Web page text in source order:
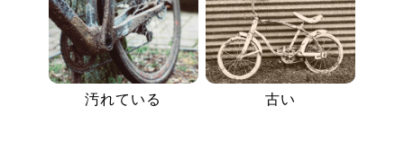
汚れている 古い